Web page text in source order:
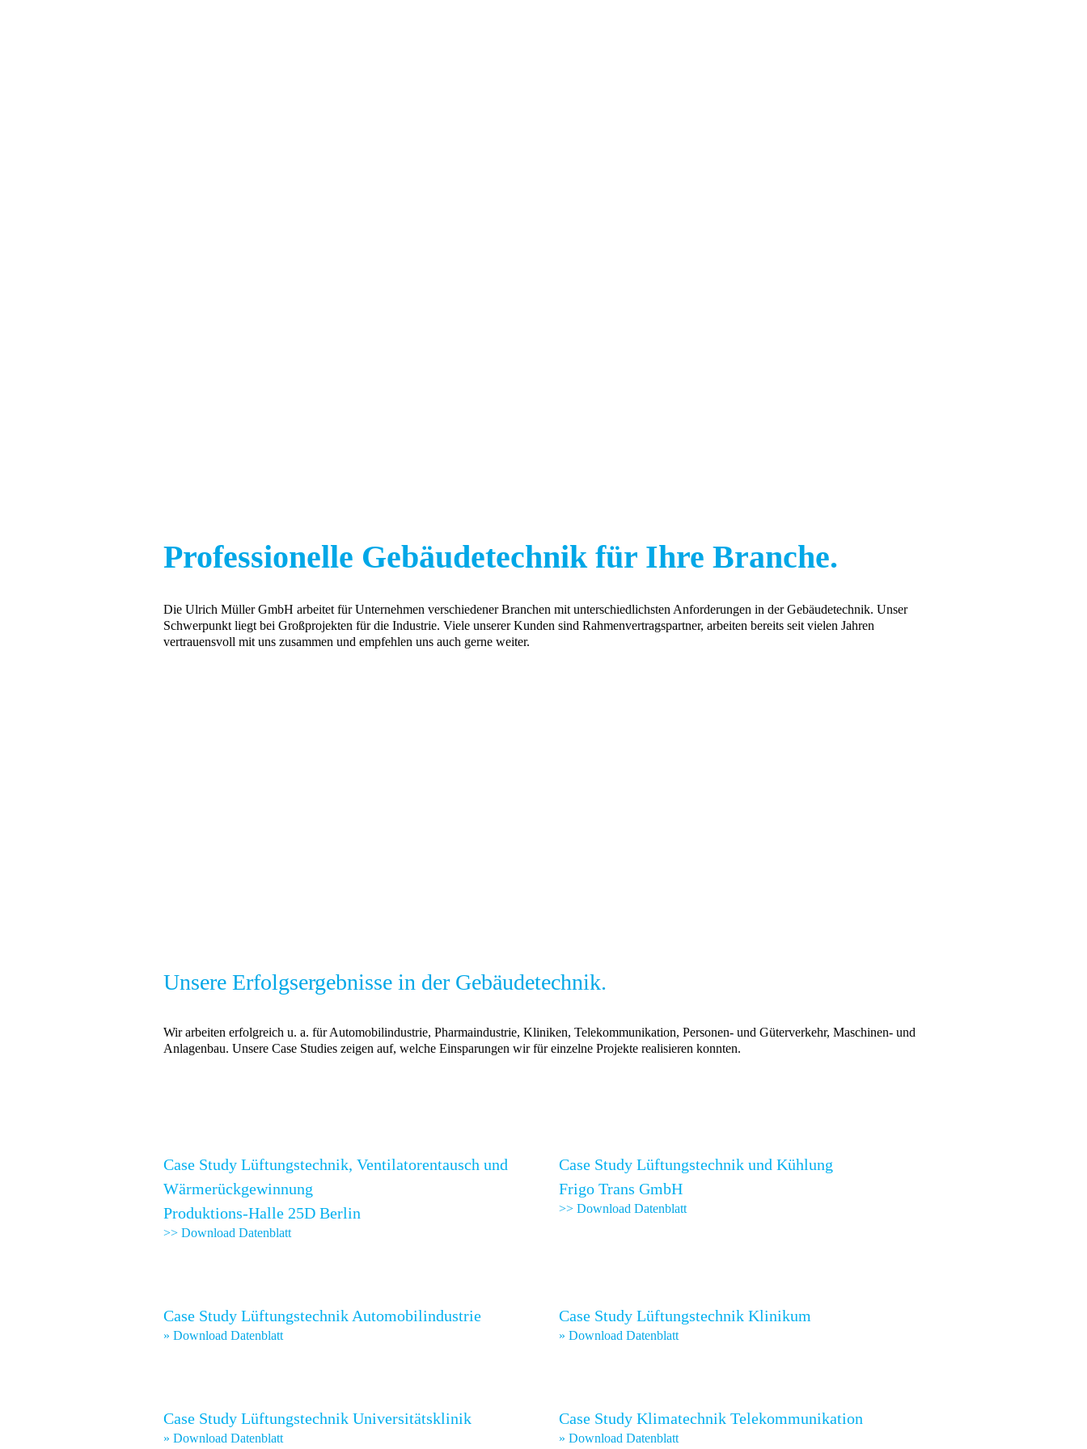
Professionelle Gebäudetechnik für Ihre Branche.
Die Ulrich Müller GmbH arbeitet für Unternehmen verschiedener Branchen mit unterschiedlichsten Anforderungen in der Gebäudetechnik. Unser
Schwerpunkt liegt bei Großprojekten für die Industrie. Viele unserer Kunden sind Rahmenvertragspartner, arbeiten bereits seit vielen Jahren
vertrauensvoll mit uns zusammen und empfehlen uns auch gerne weiter.
Unsere Erfolgsergebnisse in der Gebäudetechnik.
Wir arbeiten erfolgreich u. a. für Automobilindustrie, Pharmaindustrie, Kliniken, Telekommunikation, Personen- und Güterverkehr, Maschinen- und
Anlagenbau. Unsere Case Studies zeigen auf, welche Einsparungen wir für einzelne Projekte realisieren konnten.
Case Study Lüftungstechnik, Ventilatorentausch und
Wärmerückgewinnung
Produktions-Halle 25D Berlin
>> Download Datenblatt
Case Study Lüftungstechnik und Kühlung
Frigo Trans GmbH
>> Download Datenblatt
Case Study Lüftungstechnik Automobilindustrie
» Download Datenblatt
Case Study Lüftungstechnik Klinikum
» Download Datenblatt
Case Study Lüftungstechnik Universitätsklinik
» Download Datenblatt
Case Study Klimatechnik Telekommunikation
» Download Datenblatt